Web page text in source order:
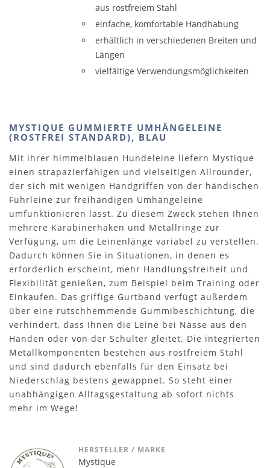
aus rostfreiem Stahl
einfache, komfortable Handhabung
erhältlich in verschiedenen Breiten und
Längen
vielfältige Verwendungsmöglichkeiten
MYSTIQUE GUMMIERTE UMHÄNGELEINE
(ROSTFREI STANDARD), BLAU
Mit ihrer himmelblauen Hundeleine liefern Mystique
einen strapazierfähigen und vielseitigen Allrounder,
der sich mit wenigen Handgriffen von der händischen
Führleine zur freihändigen Umhängeleine
umfunktionieren lässt. Zu diesem Zweck stehen Ihnen
mehrere Karabinerhaken und Metallringe zur
Verfügung, um die Leinenlänge variabel zu verstellen.
Dadurch können Sie in Situationen, in denen es
erforderlich erscheint, mehr Handlungsfreiheit und
Flexibilität genießen, zum Beispiel beim Training oder
Einkaufen. Das griffige Gurtband verfügt außerdem
über eine rutschhemmende Gummibeschichtung, die
verhindert, dass Ihnen die Leine bei Nässe aus den
Händen oder von der Schulter gleitet. Die integrierten
Metallkomponenten bestehen aus rostfreiem Stahl
und sind dadurch ebenfalls für den Einsatz bei
Niederschlag bestens gewappnet. So steht einer
unabhängigen Alltagsgestaltung ab sofort nichts
mehr im Wege!
HERSTELLER / MARKE
Mystique